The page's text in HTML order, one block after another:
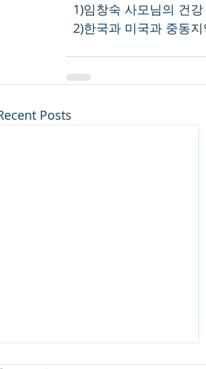
1)임창숙 사모님의 건
2)한국과 미국과 중동
Posts